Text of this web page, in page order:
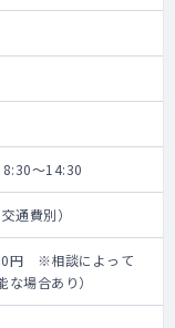
～14:30
通費別）
円 ※相談によって
場合あり）